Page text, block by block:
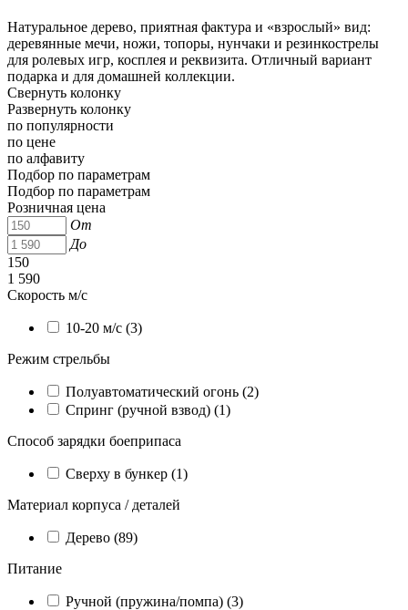
Натуральное дерево, приятная фактура и «взрослый» вид:
деревянные мечи, ножи, топоры, нунчаки и резинкострелы
для ролевых игр, косплея и реквизита. Отличный вариант
подарка и для домашней коллекции.
Свернуть колонку
Развернуть колонку
по популярности
по цене
по алфавиту
Подбор по параметрам
Подбор по параметрам
Розничная цена
От
До
150
1 590
Скорость м/с
10-20 м/с (3)
Режим стрельбы
Полуавтоматический огонь (2)
Спринг (ручной взвод) (1)
Способ зарядки боеприпаса
Сверху в бункер (1)
Материал корпуса / деталей
Дерево (89)
Питание
Ручной (пружина/помпа) (3)